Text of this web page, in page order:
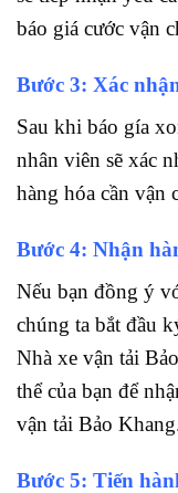
báo giá cước vận
Bước 3: Xác
Sau khi báo gía
nhân viên sẽ xác
hàng hóa cần vận
Bước 4: Nhận
Nếu bạn đồng ý
chúng ta bắt đầu
Nhà xe vận tải
thể của bạn để
vận tải Bảo
Bước 5: Tiến